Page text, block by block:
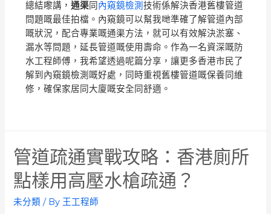
總結嚟講，通渠同 內窺鏡檢測技術係解決香港舊樓管道
問題嘅最佳拍檔。內窺鏡可以幫我哋準確了解管道內部
嘅狀況，配合專業嘅通渠方法，就可以有效解決淤塞、
漏水等問題，延長管道嘅使用壽命。作為一名資深嘅防
水工程師傅，我希望透過呢篇分享，讓更多香港市民了
解到內窺鏡檢測嘅好處，同時重視舊樓管道嘅保養同維
修，確保家居同大廈嘅安全同舒適。
管道疏通實戰攻略：香港廁所
點樣用高壓水槍疏通？
未分類 / By 王工程師